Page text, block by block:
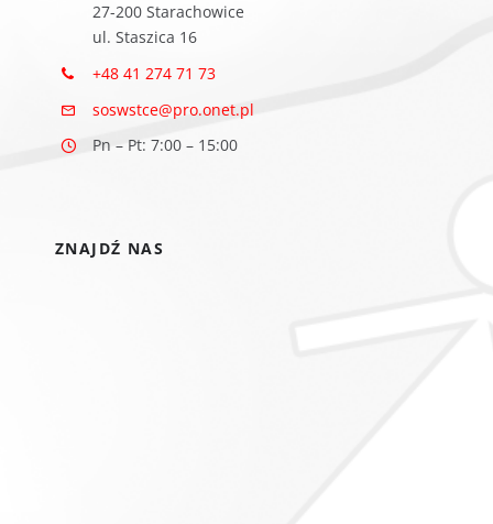
27-200 Starachowice
ul. Staszica 16
+48 41 274 71 73
soswstce@pro.onet.pl
Pn – Pt: 7:00 – 15:00
ZNAJDŹ NAS